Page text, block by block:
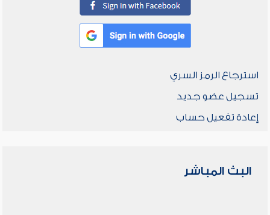
استرجاع الرمز السري
تسجيل عضو جديد
إعادة تفعيل حساب
البث المباشر